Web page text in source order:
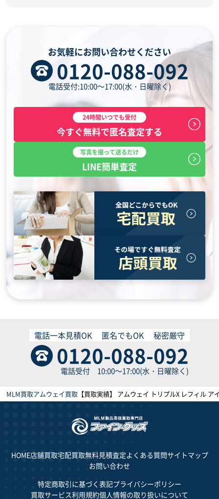
お気軽にお問い合わせください
0120-088-092
電話受付:10:00～17:00(水・日曜除く)
24時間いつでも受付
今すぐ無料で匿名査定する
写真を撮って送るだけ
LINE簡単査定
0120-088-092
電話受付 10:00～17:00(水・日曜除く)
電話一本見積OK 匿名でもOK 秘密厳守
MLM買取アムウェイ買取 【買取実績】 アムウェイ トリプルX レフィル
HOME店舗買取宅配買取無料見積査定よくある質問サイトマップ
お問い合わせ
特定商取引に基づく表記プライバシーポリシー
買取サービス利用規約個人情報の取り扱いについて